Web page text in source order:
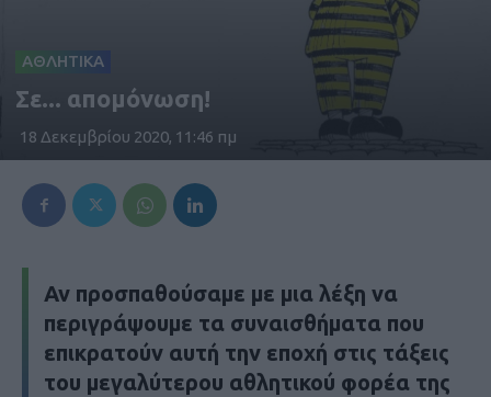
ΑΘΛΗΤΙΚΑ
Σε... απομόνωση!
18 Δεκεμβρίου 2020, 11:46 πμ
Αν προσπαθούσαμε με μια λέξη να
περιγράψουμε τα συναισθήματα που
επικρατούν αυτή την εποχή στις τάξεις
του μεγαλύτερου αθλητικού φορέα της